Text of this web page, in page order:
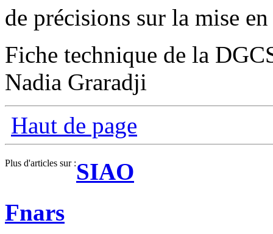
de précisions sur la mise
Fiche technique de la
Nadia Graradji
Haut de page
Plus d'articles sur :SIAO
Fnars